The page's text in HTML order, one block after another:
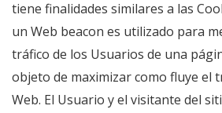
tiene finalidades similares a las
un Web beacon es utilizado para
tráfico de los Usuarios de una
objeto de maximizar como fluye el
Web. El Usuario y el visitante del